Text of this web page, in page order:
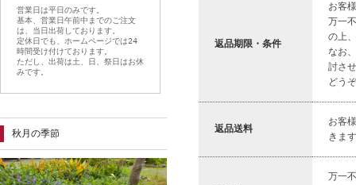
返品期限・条件
お客
万一
の上
なお
討さ
どう
返品送料
お客
きま
万一
営業日は平日のみです。
基本、営業日午前中までのご注文
は、当日出荷しております。
定休日でも、ホームページでは24
時間受け付けております。
ただし、出荷は土、日、祭日はお休
みです。
秋月の季節